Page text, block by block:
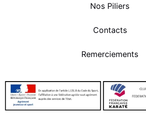
Nos Piliers
Contacts
Remerciements